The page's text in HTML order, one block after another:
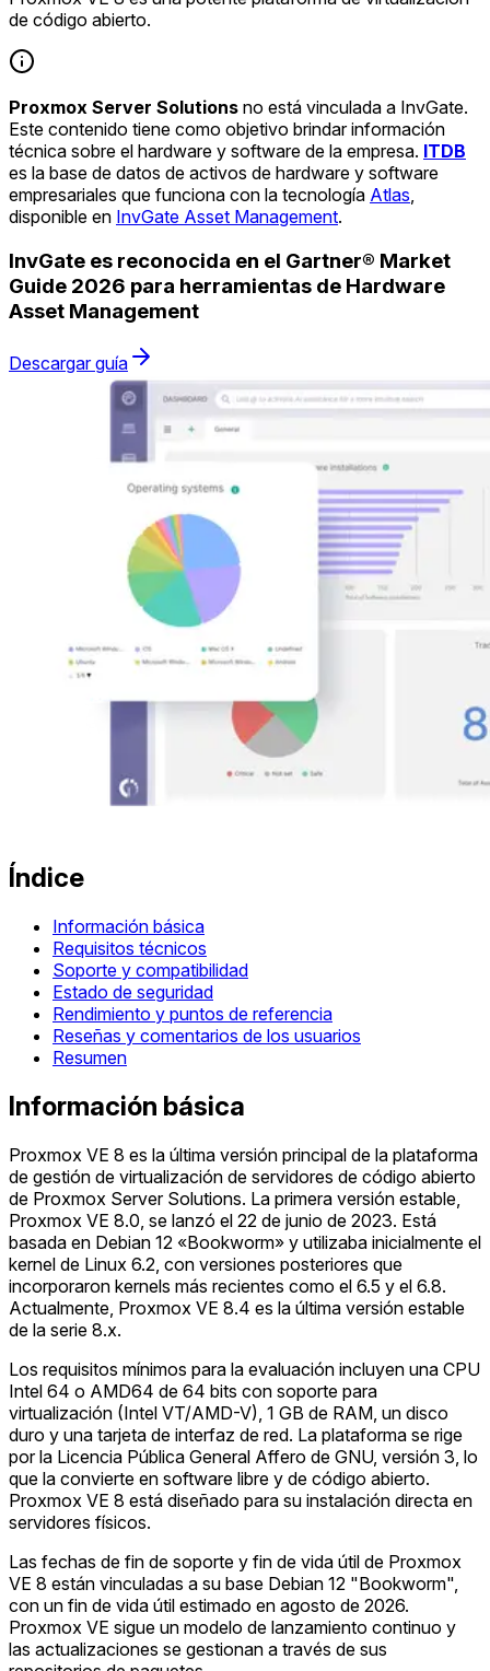
de código abierto.
Proxmox Server Solutions no está vinculada a InvGate.
Este contenido tiene como objetivo brindar información
técnica sobre el hardware y software de la empresa. ITDB
es la base de datos de activos de hardware y software
empresariales que funciona con la tecnología Atlas
disponible en InvGate Asset Management.
InvGate es reconocida en el Gartner® Market
Guide 2026 para herramientas de Hardware
Asset Management
Descargar guía
Índice
Información básica
Requisitos técnicos
Soporte y compatibilidad
Estado de seguridad
Rendimiento y puntos de referencia
Reseñas y comentarios de los usuarios
Resumen
Información básica
Proxmox VE 8 es la última versión principal de la plataforma
de gestión de virtualización de servidores de código abierto
de Proxmox Server Solutions. La primera versión estable,
Proxmox VE 8.0, se lanzó el 22 de junio de 2023. Está
basada en Debian 12 «Bookworm» y utilizaba inicialmente el
kernel de Linux 6.2, con versiones posteriores que
incorporaron kernels más recientes como el 6.5 y el 6.8.
Actualmente, Proxmox VE 8.4 es la última versión estable
de la serie 8.x.
Los requisitos mínimos para la evaluación incluyen una CPU
Intel 64 o AMD64 de 64 bits con soporte para
virtualización (Intel VT/AMD-V), 1 GB de RAM, un disco
duro y una tarjeta de interfaz de red. La plataforma se rige
por la Licencia Pública General Affero de GNU, versión 3, lo
que la convierte en software libre y de código abierto.
Proxmox VE 8 está diseñado para su instalación directa en
servidores físicos.
Las fechas de fin de soporte y fin de vida útil de Proxmox
VE 8 están vinculadas a su base Debian 12 "Bookworm",
con un fin de vida útil estimado en agosto de 2026.
Proxmox VE sigue un modelo de lanzamiento continuo y
las actualizaciones se gestionan a través de sus